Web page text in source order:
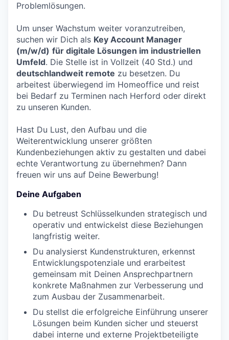
Problemlösungen.
Um unser Wachstum weiter voranzutreiben,
suchen wir Dich als Key Account Manager
(m/w/d) für digitale Lösungen im industriellen
Umfeld. Die Stelle ist in Vollzeit (40 Std.) und
deutschlandweit remote zu besetzen. Du
arbeitest überwiegend im Homeoffice und reist
bei Bedarf zu Terminen nach Herford oder direkt
zu unseren Kunden.
Hast Du Lust, den Aufbau und die
Weiterentwicklung unserer größten
Kundenbeziehungen aktiv zu gestalten und dabei
echte Verantwortung zu übernehmen? Dann
freuen wir uns auf Deine Bewerbung!
Deine Aufgaben
Du betreust Schlüsselkunden strategisch und
operativ und entwickelst diese Beziehungen
langfristig weiter.
Du analysierst Kundenstrukturen, erkennst
Entwicklungspotenziale und erarbeitest
gemeinsam mit Deinen Ansprechpartnern
konkrete Maßnahmen zur Verbesserung und
zum Ausbau der Zusammenarbeit.
Du stellst die erfolgreiche Einführung unserer
Lösungen beim Kunden sicher und steuerst
dabei interne und externe Projektbeteiligte